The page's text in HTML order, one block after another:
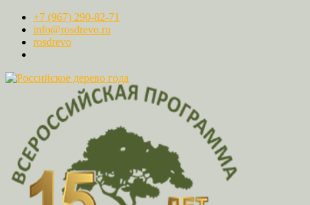
+7 (967) 290-82-71
info@rosdrevo.ru
rosdrevo